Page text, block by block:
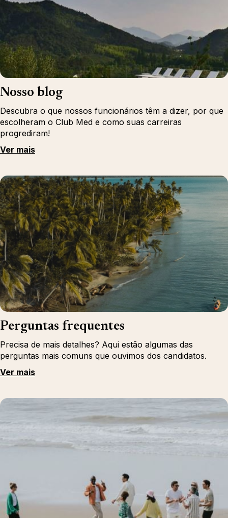
Nosso blog
Descubra o que nossos funcionários têm a dizer, por que
escolheram o Club Med e como suas carreiras
progrediram!
Ver mais
Perguntas frequentes
Precisa de mais detalhes? Aqui estão algumas das
perguntas mais comuns que ouvimos dos candidatos.
Ver mais